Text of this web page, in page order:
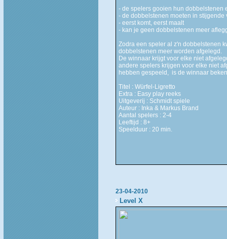
- de spelers gooien hun
- de dobbelstenen moeten in
- eerst komt, eerst maalt
- kan je geen dobbelstenen meer
Zodra een speler al z'n dobbelstenen
dobbelstenen meer worden afgelegd.
De winnaar krijgt voor elke niet
andere spelers krijgen voor elke niet
hebben gespeeld, is de winnaar
Titel : Würfel-Ligretto
Extra : Easy play reeks
Uitgeverij : Schmidt spiele
Auteur : Inka & Markus Brand
Aantal spelers : 2-4
Leeftijd : 8+
Speelduur : 20 min.
23-04-2010
Level X